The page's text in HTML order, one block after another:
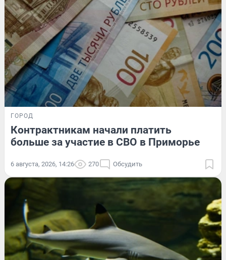
ГОРОД
Контрактникам начали платить
больше за участие в СВО в Приморье
6 августа, 2026, 14:26 270 Обсудить